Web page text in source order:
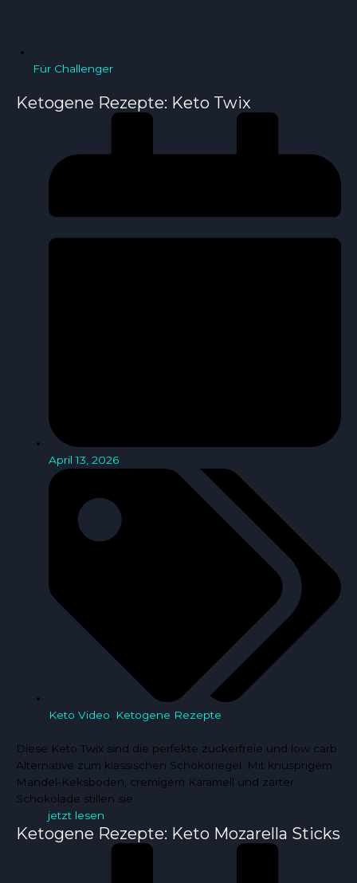
Für Challenger
Ketogene Rezepte: Keto Twix
April 13, 2026
Keto Video, Ketogene Rezepte
Diese Keto Twix sind die perfekte zuckerfreie und low carb
Alternative zum klassischen Schokoriegel. Mit knusprigem
Mandel-Keksboden, cremigem Karamell und zarter
Schokolade stillen sie
jetzt lesen
Ketogene Rezepte: Keto Mozarella Sticks